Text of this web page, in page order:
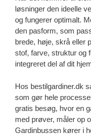
løsninger den ideelle
og fungerer optimalt.
den pasform, som
brede, høje, skrå eller
stof, farve, struktur og
integreret del af dit
Hos bestilgardiner.dk
som gør hele
gratis besøg, hvor en
med prøver, måler op
Gardinbussen kører i